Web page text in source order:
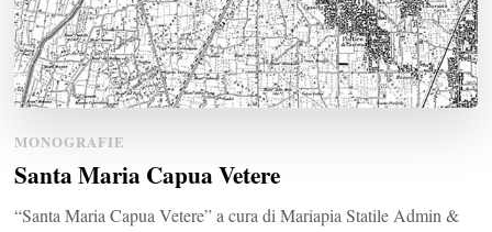
MONOGRAFIE
Santa Maria Capua Vetere
“Santa Maria Capua Vetere” a cura di Mariapia Statile Admin &